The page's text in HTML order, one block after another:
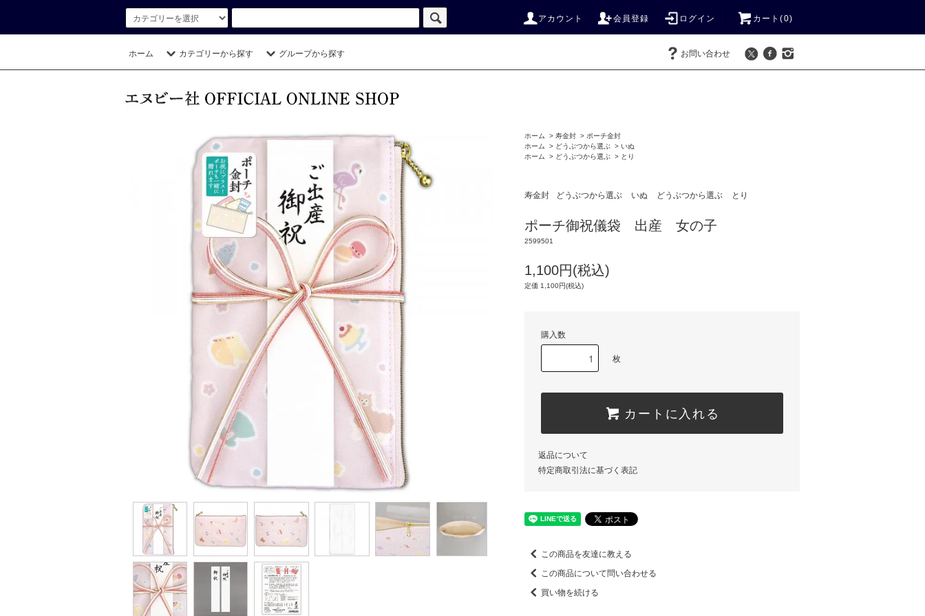
アカウント 会員登録 ログイン カート(0)
ホーム カテゴリーから探す グループから探す お問い合わせ
ホーム > 寿金封 > ポーチ金封
ホーム
> どうぶつから選ぶ > いぬ
ホーム
> どうぶつから選ぶ > とり
寿金封 どうぶつから選ぶ いぬ どうぶつから選ぶ とり
ポーチ御祝儀袋 出産 女の子
2599501
1,100円(税込)
定価 1,100円(税込)
購入数
枚
カートに入れる
返品について
特定商取引法に基づく表記
この商品を友達に教える
この商品について問い合わせる
買い物を続ける